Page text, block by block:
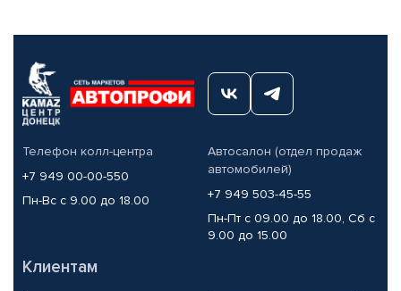
Телефон колл-центра
+7 949 00-00-550
Пн-Вс с 9.00 до 18.00
Автосалон (отдел продаж
автомобилей)
+7 949 503-45-55
Пн-Пт с 09.00 до 18.00, Сб с
9.00 до 15.00
Клиентам